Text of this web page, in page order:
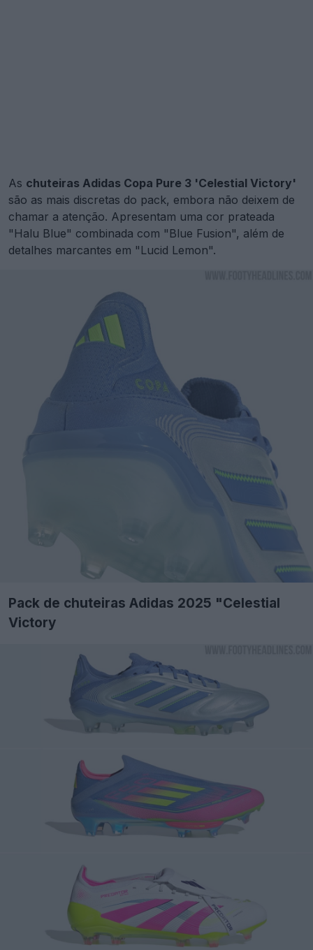
As chuteiras Adidas Copa Pure 3 'Celestial Victory'
são as mais discretas do pack, embora não deixem de
chamar a atenção. Apresentam uma cor prateada
"Halu Blue" combinada com "Blue Fusion", além de
detalhes marcantes em "Lucid Lemon".
Pack de chuteiras Adidas 2025 "Celestial
Victory